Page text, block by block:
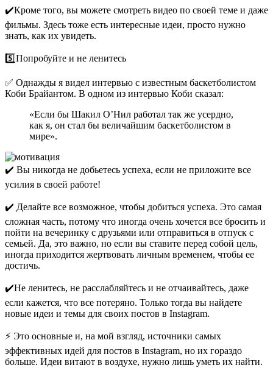
✔️Кроме того, вы можете смотреть видео по своей теме и даже
фильмы. Здесь тоже есть интересные идеи, просто нужно
знать, как их увидеть.
5️⃣Попробуйте и не ленитесь
✅ Однажды я видел интервью с известным баскетболистом
Коби Брайантом. В одном из интервью Коби сказал:
«Если бы Шакил О’Нил работал так же усердно,
как я, он стал бы величайшим баскетболистом в
мире».
✔️ Вы никогда не добьетесь успеха, если не приложите все
усилия в своей работе!
✔️ Делайте все возможное, чтобы добиться успеха. Это самая
сложная часть, потому что иногда очень хочется все бросить и
пойти на вечеринку с друзьями или отправиться в отпуск с
семьей. Да, это важно, но если вы ставите перед собой цель,
иногда приходится жертвовать личным временем, чтобы ее
достичь.
✔️Не ленитесь, не расслабляйтесь и не отчаивайтесь, даже
если кажется, что все потеряно. Только тогда вы найдете
новые идеи и темы для своих постов в Instagram.
⚡️ Это основные и, на мой взгляд, источники самых
эффективных идей для постов в Instagram, но их гораздо
больше. Идеи витают в воздухе, нужно лишь уметь их найти.